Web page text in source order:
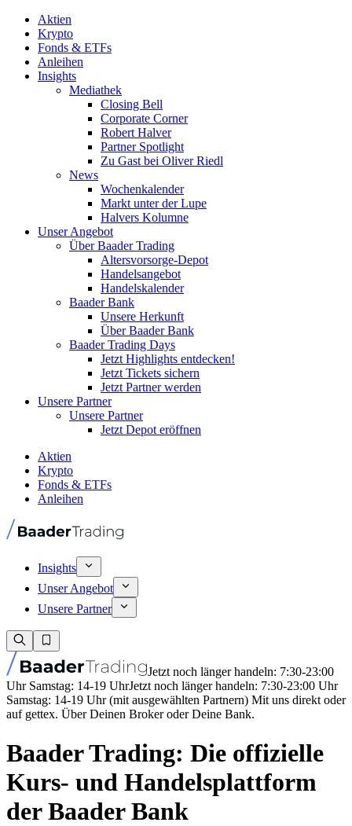
Aktien
Krypto
Fonds & ETFs
Anleihen
Insights
Mediathek
Closing Bell
Corporate Corner
Robert Halver
Partner Spotlight
Zu Gast bei Oliver Riedl
News
Wochenkalender
Markt unter der Lupe
Halvers Kolumne
Unser Angebot
Über Baader Trading
Altersvorsorge-Depot
Handelsangebot
Handelskalender
Baader Bank
Unsere Herkunft
Über Baader Bank
Baader Trading Days
Jetzt Highlights entdecken!
Jetzt Tickets sichern
Jetzt Partner werden
Unsere Partner
Unsere Partner
Jetzt Depot eröffnen
Aktien
Krypto
Fonds & ETFs
Anleihen
Insights
Unser Angebot
Unsere Partner
Jetzt noch länger handeln: 7:30-23:00
Uhr Samstag: 14-19 UhrJetzt noch länger handeln: 7:30-23:00 Uhr
Samstag: 14-19 Uhr (mit ausgewählten Partnern) Mit uns direkt oder
auf gettex. Über Deinen Broker oder Deine Bank.
Baader Trading: Die offizielle
Kurs- und Handelsplattform
der Baader Bank